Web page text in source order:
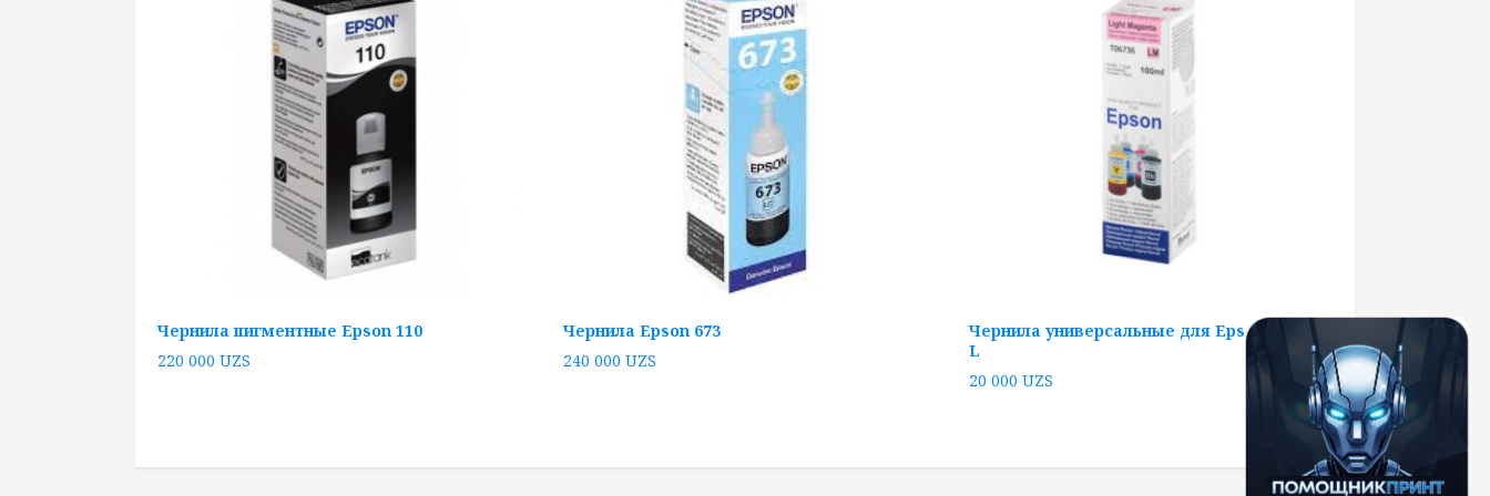
Чернила пигментные Epson 110
220 000 UZS
Чернила Epson 673
240 000UZS
Чернила универсальные для Epson серии
L
20 000UZS